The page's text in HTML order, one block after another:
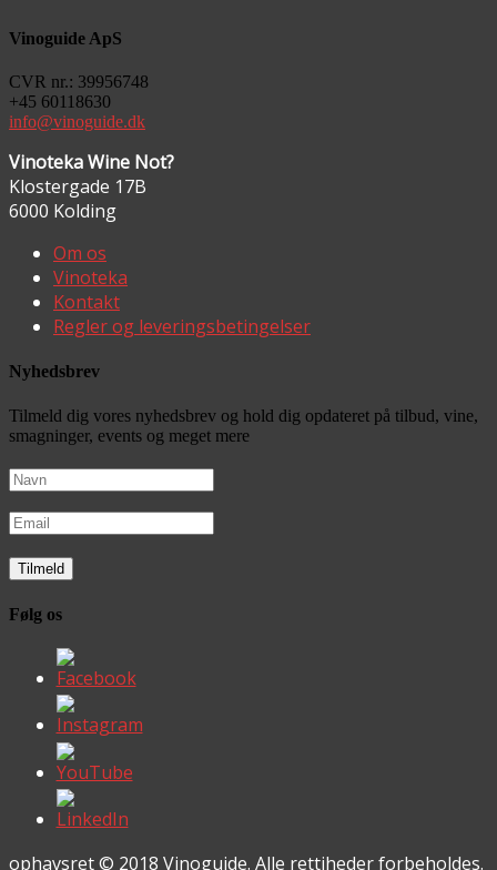
Vinoguide ApS
CVR nr.: 39956748
+45 60118630
info@vinoguide.dk
Vinoteka Wine Not?
Klostergade 17B
6000 Kolding
Om os
Vinoteka
Kontakt
Regler og leveringsbetingelser
Nyhedsbrev
Tilmeld dig vores nyhedsbrev og hold dig opdateret på tilbud, vine,
smagninger, events og meget mere
Følg os
ophavsret © 2018 Vinoguide. Alle rettiheder forbeholdes.